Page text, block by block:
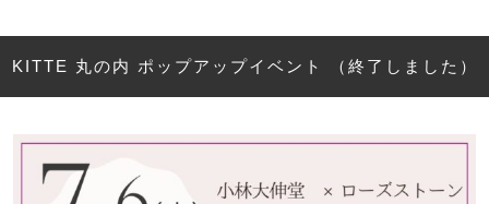
KITTE 丸の内 ポップアップイベント （終了しました）